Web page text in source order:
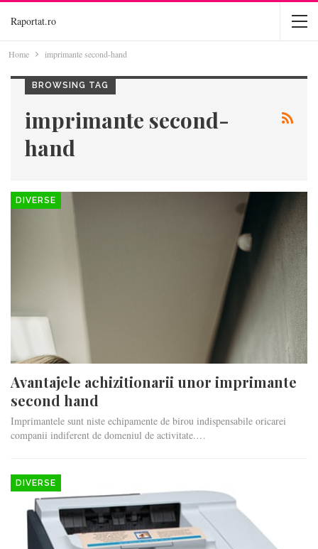
Raportat.ro
Home imprimante second-hand
BROWSING TAG
imprimante second-
hand
DIVERSE
Avantajele achizitionarii unor imprimante
second hand
Imprimantele sunt niste echipamente de birou indispensabile oricarei
companii indiferent de domeniul de activitate.…
DIVERSE